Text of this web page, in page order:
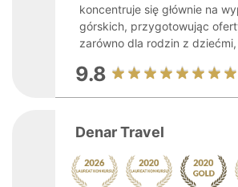
koncentruje się głównie na
górskich, przygotowując
zarówno dla rodzin z dziećmi,
9.8
Denar Travel